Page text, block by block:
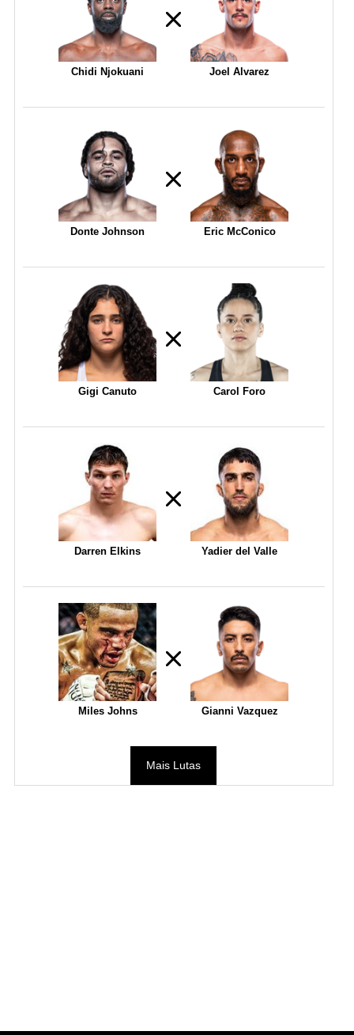
Chidi Njokuani Joel Alvarez
Donte Johnson Eric McConico
Gigi Canuto Carol Foro
Darren Elkins Yadier del Valle
Miles Johns Gianni Vazquez
Mais Lutas